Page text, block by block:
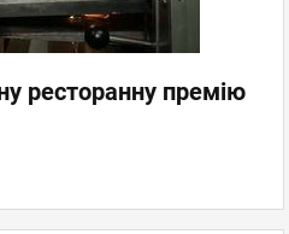
ресторанну премію